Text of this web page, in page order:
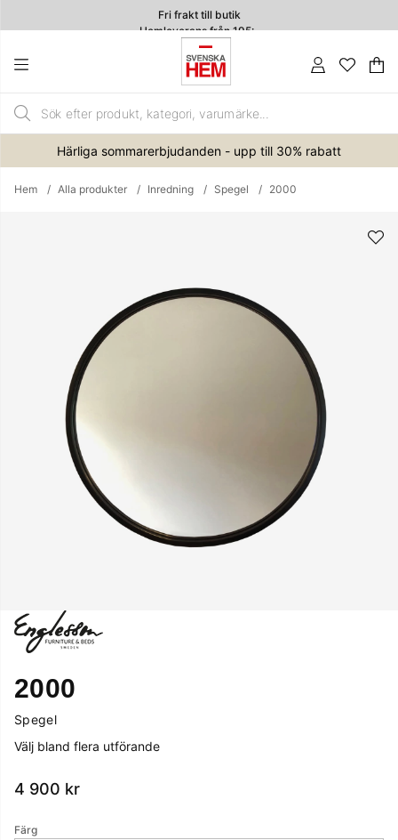
Fri frakt till butik
Hemleverans från 195:-
.
Härliga sommarerbjudanden - upp till 30% rabatt
Hem Alla produkter Inredning Spegel 2000
2000
Spegel
Välj bland flera utförande
4 900 kr
Färg